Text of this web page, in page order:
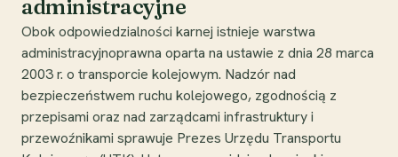
administracyjne
Obok odpowiedzialności karnej istnieje warstwa
administracyjnoprawna oparta na ustawie z dnia 28 marca
2003 r. o transporcie kolejowym. Nadzór nad
bezpieczeństwem ruchu kolejowego, zgodnością z
przepisami oraz nad zarządcami infrastruktury i
przewoźnikami sprawuje Prezes Urzędu Transportu